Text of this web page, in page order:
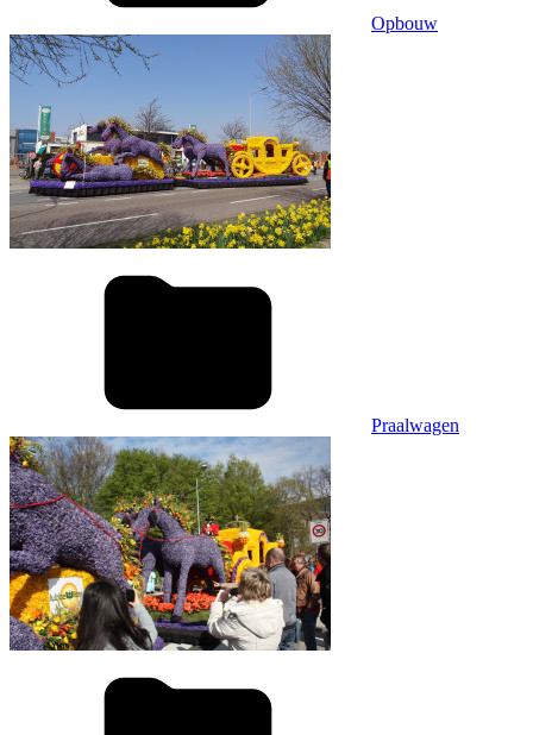
Opbouw
Praalwagen